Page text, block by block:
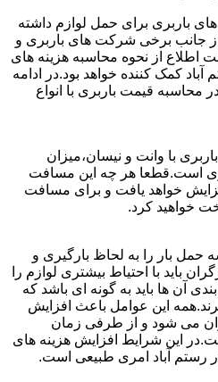
های باربری برای حمل لوازم داشته
از جانب برخی شرکت های باربری و
اطلاع از نحوه محاسبه هزینه های
آباد کمک کننده خواهد بود.در ادامه
محاسبه قیمت باربری با انواع
با وانت و نیسان،میزان
است.قطعا هر چه این مسافت
خواهد یافت و برای مسافت
خواهید کرد.
حمل بار را به لحاظ بارگیری و
باید با احتیاط بیشتری لوازم را
آن ها باید به گونه ای باشد که
این عوامل باعث افزایش
می شود و از طرفی زمان
این شرایط افزایش هزینه های
رستم آباد امری طبیعی است.